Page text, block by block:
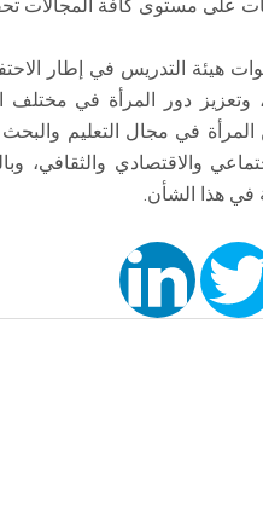
على مستوى كافة المجالات
هيئة التدريس في إطار
وتعزيز دور المرأة في
المرأة في مجال التعليم
والاقتصادي والثقافي،
في هذا الشأن.